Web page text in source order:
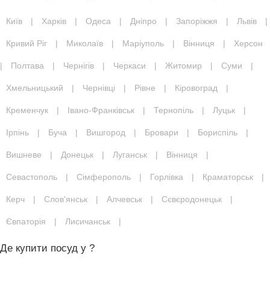
Київ | Харків | Одеса | Дніпро | Запоріжжя | Львів |
Кривий Ріг | Миколаїв | Маріуполь | Вінниця | Херсон
| Полтава | Чернігів | Черкаси | Житомир | Суми |
Хмельницький | Чернівці | Рівне | Кіровоград |
Кременчук | Івано-Франківськ | Тернопіль | Луцьк |
Ірпінь | Буча | Вишгород | Бровари | Бориспіль |
Вишневе | Донецьк | Луганськ | Вінниця |
Севастополь | Сімферополь | Горлівка | Краматорськ |
Керч | Слов'янськ | Алчевськ | Сєвєродонецьк |
Євпаторія | Лисичанськ |
Де купити посуд у ?